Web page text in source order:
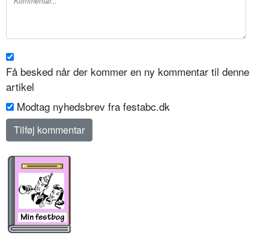
Få besked når der kommer en ny kommentar til denne
artikel
Modtag nyhedsbrev fra festabc.dk